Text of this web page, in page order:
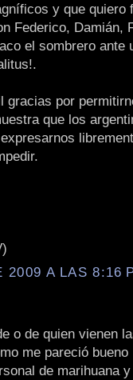
y que quiero
Federico, Damián,
el sombrero ante
gracias por
que los
2009 A LAS 8:16
o de quien vienen
me pareció bueno
de marihuana